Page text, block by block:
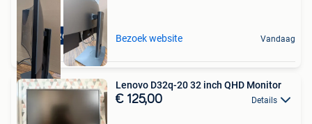
TOPPRODUCT Bezoek website Vandaag
Lenovo D32q-20 32 inch QHD Monitor
€ 125,00 Details